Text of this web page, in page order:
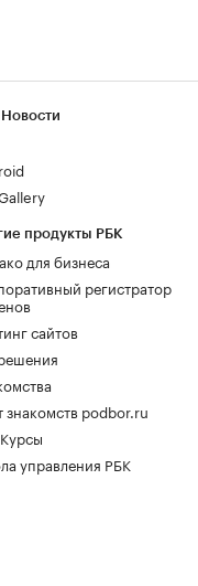
продукты РБК
для бизнеса
регистратор
сайтов
знакомств podbor.ru
управления РБК